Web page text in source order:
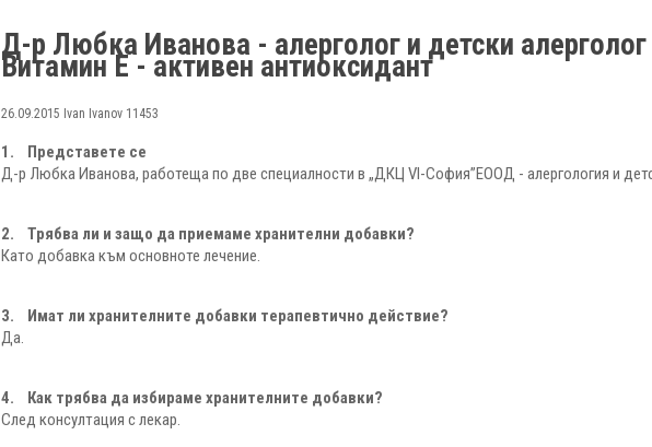
Д-р Любка Иванова - алерголог и детски
Витамин Е - активен антиоксидант
26.09.2015 Ivan Ivanov 11453
1. Представете се
Д-р Любка Иванова, работеща по две специалности в „ДКЦ VІ-София”ЕООД - алергология и
2. Трябва ли и защо да приемаме хранителни добавки?
Като добавка към основноте лечение.
3. Имат ли хранителните добавки терапевтично действие?
Да.
4. Как трябва да избираме хранителните добавки?
След консултация с лекар.